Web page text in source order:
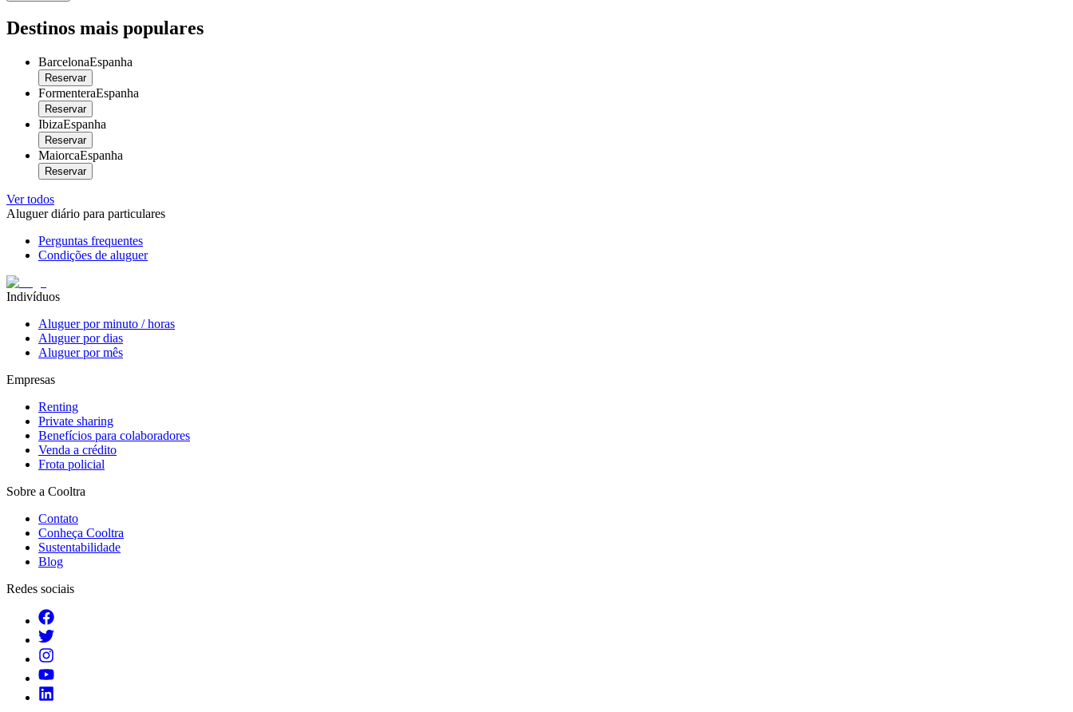
Destinos mais populares
BarcelonaEspanha
Reservar
FormenteraEspanha
Reservar
IbizaEspanha
Reservar
MaiorcaEspanha
Reservar
Ver todos
Aluguer diário para particulares
Perguntas frequentes
Condições de aluguer
Indivíduos
Aluguer por minuto / horas
Aluguer por dias
Aluguer por mês
Empresas
Renting
Private sharing
Benefícios para colaboradores
Venda a crédito
Frota policial
Sobre a Cooltra
Contato
Conheça Cooltra
Sustentabilidade
Blog
Redes sociais